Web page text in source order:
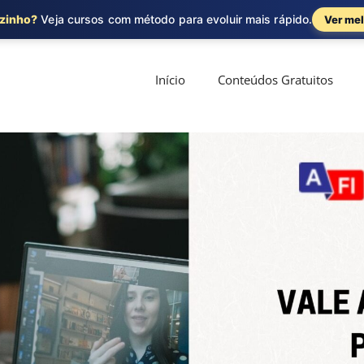
Início Conteúdos Gratuitos
Veja cursos com método para evoluir mais rápido. Ver